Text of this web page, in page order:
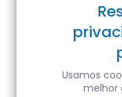
Usamos
melhor